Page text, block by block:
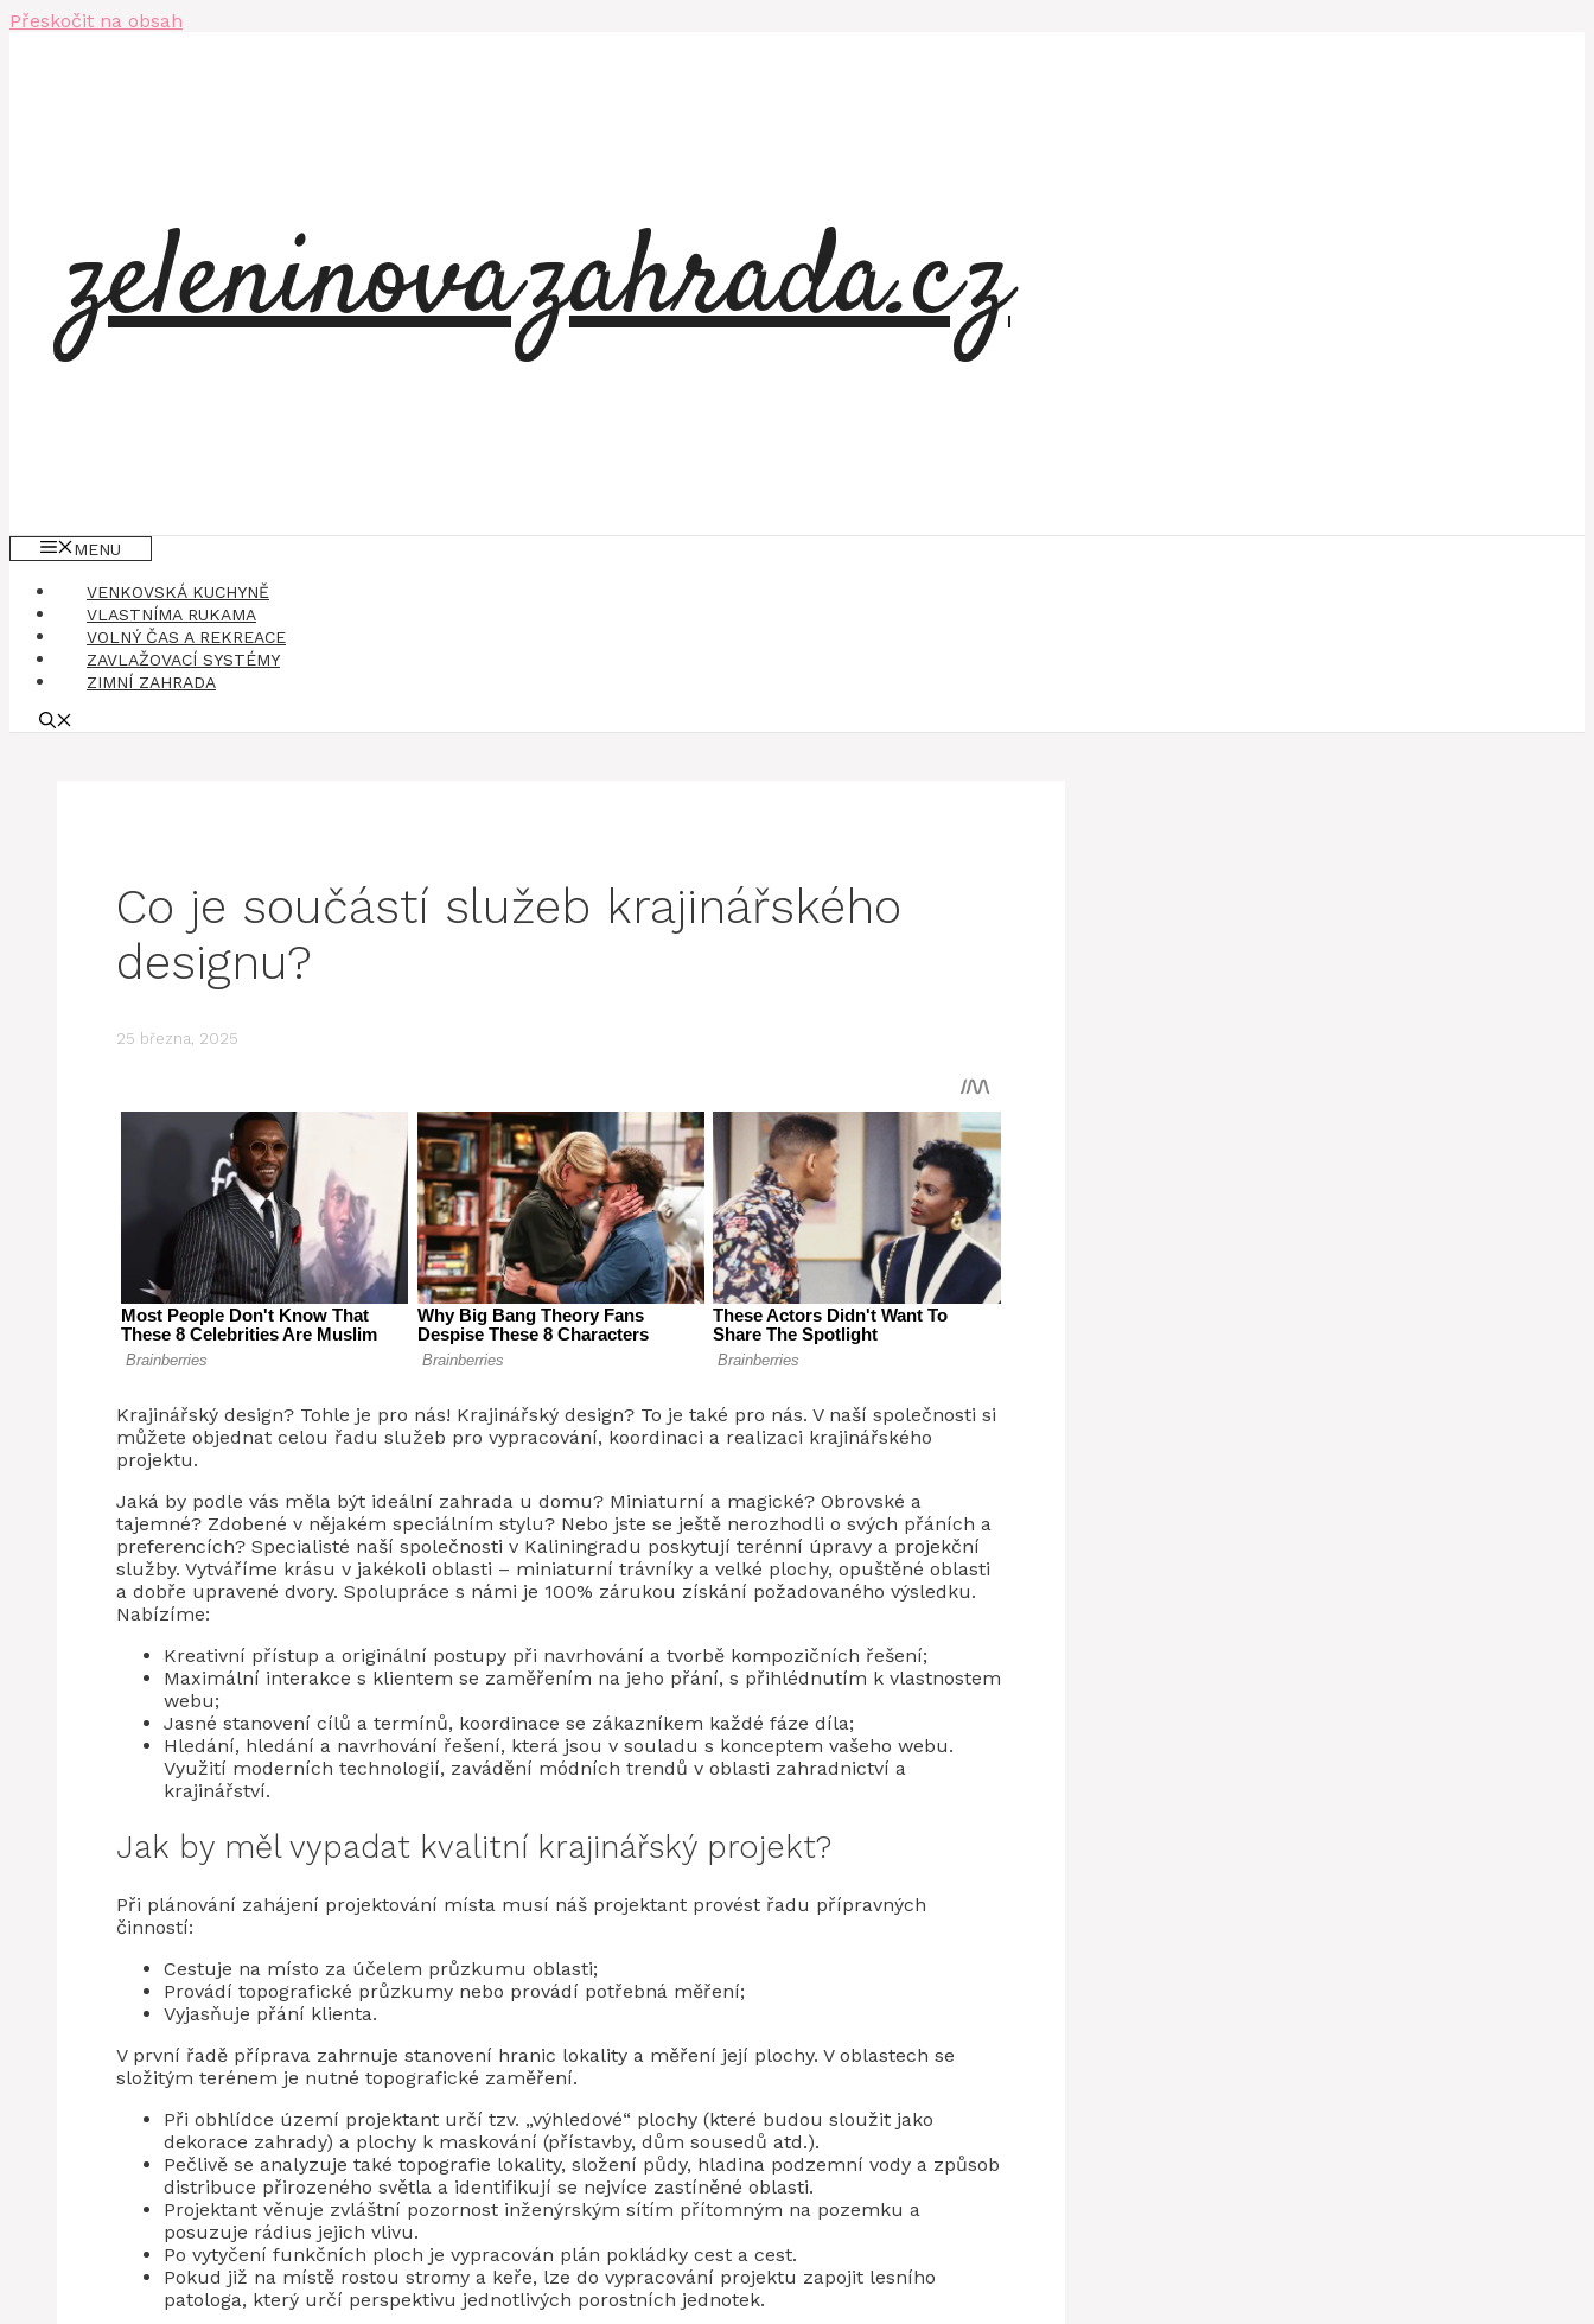
Přeskočit na obsah
zeleninovazahrada.cz
MENU
VENKOVSKÁ KUCHYNĚ
VLASTNÍMA RUKAMA
VOLNÝ ČAS A REKREACE
ZAVLAŽOVACÍ SYSTÉMY
ZIMNÍ ZAHRADA
Co je součástí služeb krajinářského
designu?
25 března, 2025
Krajinářský design? Tohle je pro nás! Krajinářský design? To je také pro nás. V naší společnosti si
můžete objednat celou řadu služeb pro vypracování, koordinaci a realizaci krajinářského
projektu.
Jaká by podle vás měla být ideální zahrada u domu? Miniaturní a magické? Obrovské a
tajemné? Zdobené v nějakém speciálním stylu? Nebo jste se ještě nerozhodli o svých přáních a
preferencích? Specialisté naší společnosti v Kaliningradu poskytují terénní úpravy a projekční
služby. Vytváříme krásu v jakékoli oblasti – miniaturní trávníky a velké plochy, opuštěné oblasti
a dobře upravené dvory. Spolupráce s námi je 100% zárukou získání požadovaného výsledku.
Nabízíme:
Kreativní přístup a originální postupy při navrhování a tvorbě kompozičních řešení;
Maximální interakce s klientem se zaměřením na jeho přání, s přihlédnutím k vlastnostem
webu;
Jasné stanovení cílů a termínů, koordinace se zákazníkem každé fáze díla;
Hledání, hledání a navrhování řešení, která jsou v souladu s konceptem vašeho webu.
Využití moderních technologií, zavádění módních trendů v oblasti zahradnictví a
krajinářství.
Jak by měl vypadat kvalitní krajinářský projekt?
Při plánování zahájení projektování místa musí náš projektant provést řadu přípravných
činností:
Cestuje na místo za účelem průzkumu oblasti;
Provádí topografické průzkumy nebo provádí potřebná měření;
Vyjasňuje přání klienta.
V první řadě příprava zahrnuje stanovení hranic lokality a měření její plochy. V oblastech se
složitým terénem je nutné topografické zaměření.
Při obhlídce území projektant určí tzv. „výhledové“ plochy (které budou sloužit jako
dekorace zahrady) a plochy k maskování (přístavby, dům sousedů atd.).
Pečlivě se analyzuje také topografie lokality, složení půdy, hladina podzemní vody a způsob
distribuce přirozeného světla a identifikují se nejvíce zastíněné oblasti.
Projektant věnuje zvláštní pozornost inženýrským sítím přítomným na pozemku a
posuzuje rádius jejich vlivu.
Po vytyčení funkčních ploch je vypracován plán pokládky cest a cest.
Pokud již na místě rostou stromy a keře, lze do vypracování projektu zapojit lesního
patologa, který určí perspektivu jednotlivých porostních jednotek.